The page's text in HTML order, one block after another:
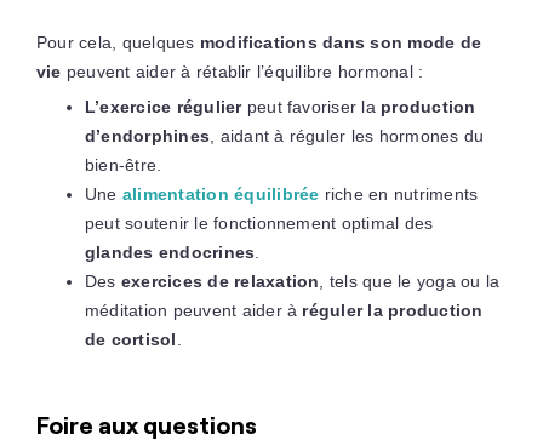
Pour cela, quelques modifications dans son mode de
vie peuvent aider à rétablir l’équilibre hormonal :
L’exercice régulierpeut favoriser la production
d’endorphines , aidant à réguler les hormones du
bien-être.
Une alimentation équilibrée riche en nutriments
peut soutenir le fonctionnement optimal des
glandes endocrines
Des exercices de relaxation , tels que le yoga ou la
méditation peuvent aider à réguler la production
de cortisol
Foire aux questions